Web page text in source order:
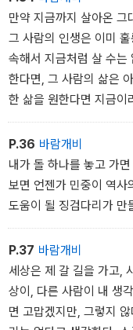
만약 지금까지 살아온 그
그 사람의 인생은 이미
속해서 지금처럼 살 수는
한다면, 그 사람의 삶은
한 삶을 원한다면 지금이
P.36 바람개비
내가 돌 하나를 놓고 가
보면 언젠가 민중이 역사
도움이 될 징검다리가 만
P.37 바람개비
세상은 제 갈 길을 가고,
상이, 다른 사람이 내 생
면 고맙겠지만, 그렇지